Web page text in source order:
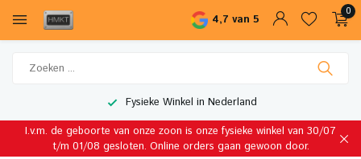
4,7 van 5
0
Fysieke Winkel in Nederland
I.v.m. de geboorte van onze zoon is onze fysieke winkel van 30/07
t/m 01/08 gesloten. Online orders gaan gewoon door.